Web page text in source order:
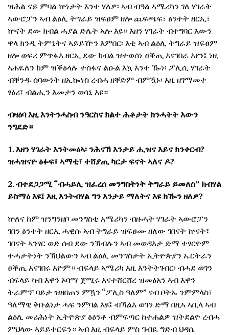
ዝሕል ናይ ምባል ኵነታት እንተ ሃለዎ፡ ኣብ ብዓል ኣሜሪካን ገለ ሃገራት
ኣውሮፓን ኣብ ልዕሊ ትግራይ ዝፍፀም ዘሎ ጨፍጫፍ፣ ፅንተት ዘርኢ፣
ኵናት ደው ክብል ሓያል ድሌት ኣሎ እዩ። እዘን ሃገራት ብተግባር እውን
ዋላ ክንዲ ትምኒትና ኣይይዅን እምበር፡ እቲ ኣብ ልዕሊ ትግራይ ዝፍፀም
ዘሎ ወፍሪ ምጥፋእ ዘርኢ ደው ክብል ዝተወሰነ ፀቕጢ እናገበራ እየን፤ ነዚ
ኣሐዪለን ከም ዝቕፅላሉ ተስፋና ልዑል እኳ እንተ ዀነ፡ ፖሊሲ ሃገራት
ብቐንዱ ሰባውነት ዘኢኰነስ ረብሓ ዘቐድም ብምዃኑ፡ እዚ ዘገማመተ
ፃዕሪ፣ ብልሒን እመታን ወሳኒ እዩ።
ብዛዕባ እዚ እንትንሓስብ ንዓርስና ክልተ ሕቶታት ክንሓትት እውን
ንግደድ።
1. እዘን ሃገራት እንትመፅኣ፡ ንሕናኸ እንታይ ሒዝና እይና ክንቀርብ?
ዝሓዝናዮ ፅፉፍ፣ ኣማቲ፣ ተሸያጢ ካርታ ፍኖት ኣለና ዶ?
2. ብተደጋጋሚ “ብሓይሊ ዝፈረሰ መንግስትነት ትግራይ ይመለስ” ክብሃል
ይስማዕ እዩ፤ እዚ እንትብሃል ግን እንታይ ማለትና እዩ ክዀን ዘለዎ?
ኵለና ከም ዝንግንዘቦ መንግስቲ አሜሪካን ብዙሓት ሃገራት ኣውሮፓን
ገበን ፅንተት ዘርኢ ሓዊሱ ኣብ ትግራይ ዝፍፀሙ ዘለው ገበናት ኵናት፣
ገበናት ኣንፃር ወድ ሰብ ደው ንኽብሉን ኣብ መወዳእታ ድማ ተፃርዮም
ተሓታትነት ንኽህልውን ኣብ ልዕሊ መንግስታት ኢትዮጵያን ኤርትራን
ፀቕጢ እናገበሩ እዮም። ብፍላይ ኣሜሪካ እዚ እንትትገብር፡ ብሓደ ወገን
ብፍላይ ካብ እዋን ኦባማ ጀሚሩ እናተሸርሸረ ዝመፅአን ኣብ እዋን
ትራምፕ ባይታ ዝዘበጠን ምዃን “ፖሊስ ዓለም” ናብ ቦትኡ ንምምላስ፣
ዓለማዊ ቅቡልነታ ሓፍ ንምባል እዩ፤ ብኻልእ ወገን ድማ በዚኣ ኣቢላ ኣብ
ልዕሊ መሪሕነት ኢትዮጵያ ፅዕንቶ ብምፍጣር ከተሐልዎ ዝትደልዮ ረብሓ
ምህላው ኣይይተርፍን። ኣብ እዚ ብፍላይ ምስ ዓብዪ ግድብ ህዳሴ